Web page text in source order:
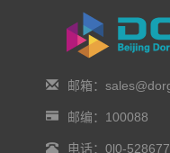
邮箱：
邮编：100088
电话：0l0-